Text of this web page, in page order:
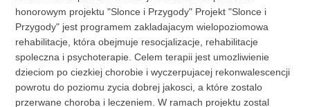
honorowym projektu "Slonce i Przygody" Projekt "Slonce i
Przygody" jest programem zakladajacym wielopoziomowa
rehabilitacje, która obejmuje resocjalizacje, rehabilitacje
spoleczna i psychoterapie. Celem terapii jest umozliwienie
dzieciom po ciezkiej chorobie i wyczerpujacej rekonwalescencji
powrotu do poziomu zycia dobrej jakosci, a które zostalo
przerwane choroba i leczeniem. W ramach projektu zostal